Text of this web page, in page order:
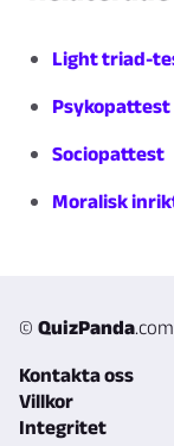
Light triad-
Psykopattest
Sociopattest
Moralisk
© QuizPanda.com
Kontakta oss
Villkor
Integritet